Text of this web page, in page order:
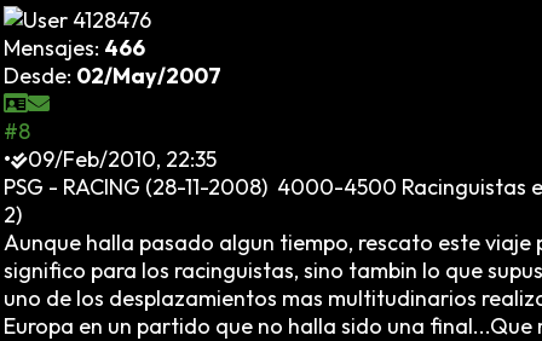
Mensajes: 466
Desde: 02/May/2007
#8
•
09/Feb/2010, 22:35
PSG - RACING (28-11-2008) 4000-4500 Racinguistas
2)
Aunque halla pasado algun tiempo, rescato este
significo para los racinguistas, sino tambin lo que
uno de los desplazamientos mas multitudinarios
Europa en un partido que no halla sido una